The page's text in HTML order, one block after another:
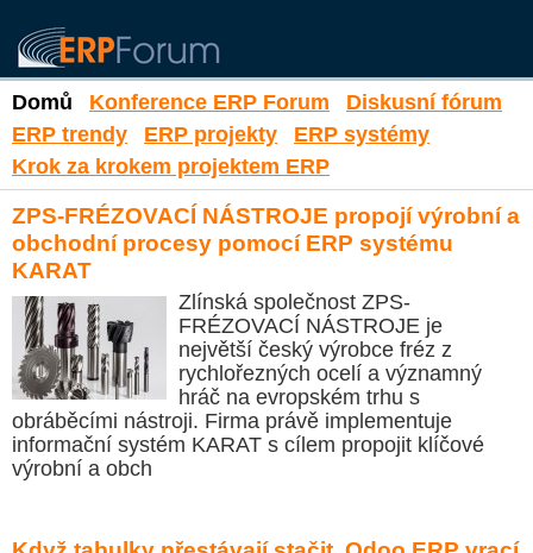
Domů Konference ERP Forum
Diskusní fórum
ERP trendy
ERP projekty
ERP systémy
Krok za krokem projektem ERP
ZPS-FRÉZOVACÍ NÁSTROJE propojí výrobní a
obchodní procesy pomocí ERP systému
KARAT
Zlínská společnost ZPS-
FRÉZOVACÍ NÁSTROJE je
největší český výrobce fréz z
rychlořezných ocelí a významný
hráč na evropském trhu s
obráběcími nástroji. Firma právě implementuje
informační systém KARAT s cílem propojit klíčové
výrobní a obch